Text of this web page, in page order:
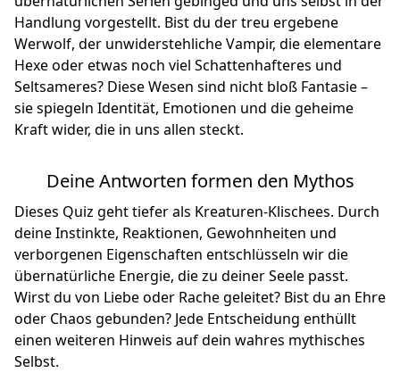
Handlung vorgestellt. Bist du der treu ergebene
Werwolf, der unwiderstehliche Vampir, die elementare
Hexe oder etwas noch viel Schattenhafteres und
Seltsameres? Diese Wesen sind nicht bloß Fantasie –
sie spiegeln Identität, Emotionen und die geheime
Kraft wider, die in uns allen steckt.
Deine Antworten formen den Mythos
Dieses Quiz geht tiefer als Kreaturen-Klischees. Durch
deine Instinkte, Reaktionen, Gewohnheiten und
verborgenen Eigenschaften entschlüsseln wir die
übernatürliche Energie, die zu deiner Seele passt.
Wirst du von Liebe oder Rache geleitet? Bist du an Ehre
oder Chaos gebunden? Jede Entscheidung enthüllt
einen weiteren Hinweis auf dein wahres mythisches
Selbst.